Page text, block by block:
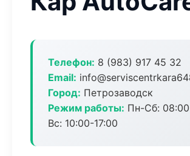
Телефон: 8 (983) 917 45 32
Email:
Город: Петрозаводск
Режим работы: Пн-Сб:
Вс: 10:00-17:00